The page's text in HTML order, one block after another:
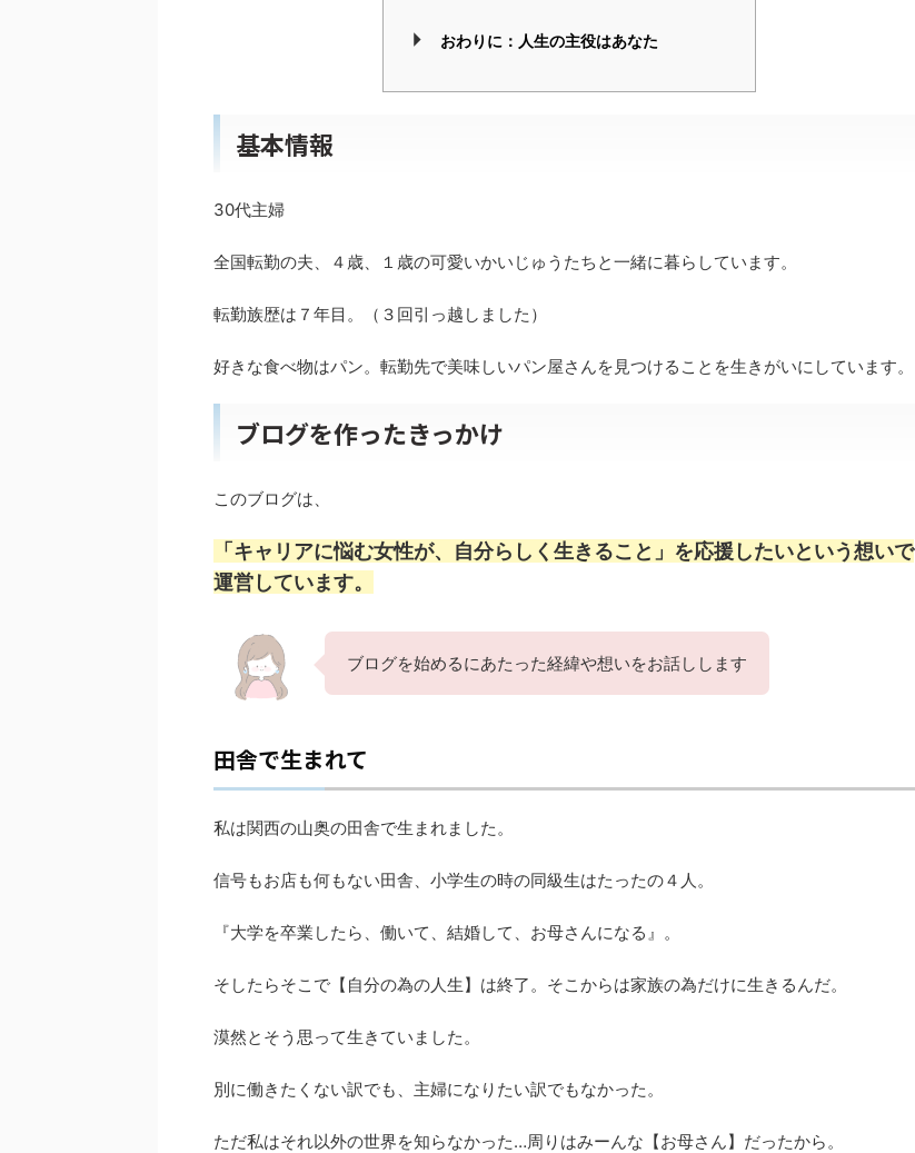
おわりに：人生の主役はあなた
基本情報
30代主婦
全国転勤の夫、４歳、１歳の可愛いかいじゅうたちと一緒に暮らしています。
転勤族歴は７年目。（３回引っ越しました）
好きな食べ物はパン。転勤先で美味しいパン屋さんを見つけることを生きがいにしています。
ブログを作ったきっかけ
このブログは、
「キャリアに悩む女性が、自分らしく生きること」を応援したいという想いで
運営しています。
ブログを始めるにあたった経緯や想いをお話しします
田舎で生まれて
私は関西の山奥の田舎で生まれました。
信号もお店も何もない田舎、小学生の時の同級生はたったの４人。
『大学を卒業したら、働いて、結婚して、お母さんになる』。
そしたらそこで【自分の為の人生】は終了。そこからは家族の為だけに生きるんだ。
漠然とそう思って生きていました。
別に働きたくない訳でも、主婦になりたい訳でもなかった。
ただ私はそれ以外の世界を知らなかった…周りはみーんな【お母さん】だったから。